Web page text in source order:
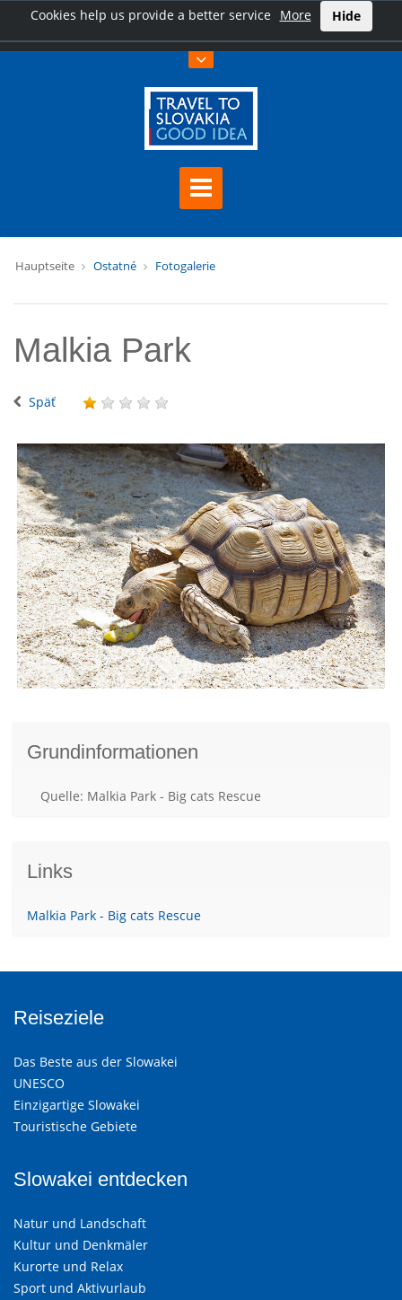
Cookies help us provide a better service More Hide
Hauptseite Ostatné Fotogalerie
Malkia Park
Späť
Grundinformationen
Quelle: Malkia Park - Big cats Rescue
Links
Malkia Park - Big cats Rescue
Reiseziele
Das Beste aus der Slowakei
UNESCO
Einzigartige Slowakei
Touristische Gebiete
Slowakei entdecken
Natur und Landschaft
Kultur und Denkmäler
Kurorte und Relax
Sport und Aktivurlaub